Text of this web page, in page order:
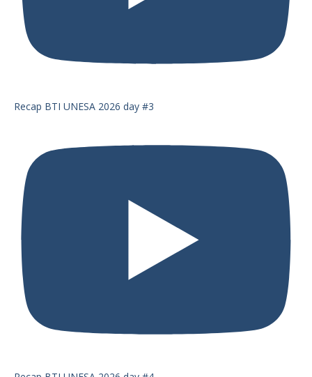
Recap BTI UNESA 2026 day #3